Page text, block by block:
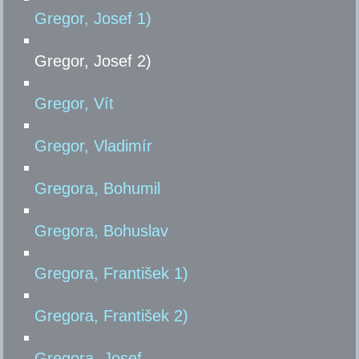
Gregor, Josef 1)
Gregor, Josef 2)
Gregor, Vít
Gregor, Vladimír
Gregora, Bohumil
Gregora, Bohuslav
Gregora, František 1)
Gregora, František 2)